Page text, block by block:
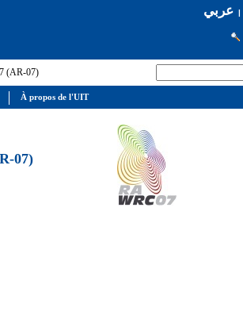
عربي|
(AR-07)
07)
À propos de l'UIT